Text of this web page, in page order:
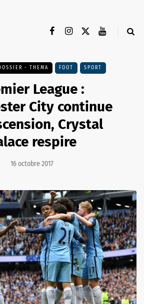
- THEMA FOOT SPORT
League :
City continue
Crystal
respire
16 octobre 2017